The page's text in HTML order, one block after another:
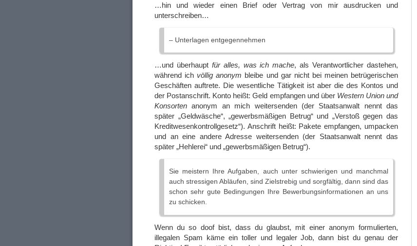
…hin und wieder einen Brief oder Vertrag von mir ausdrucken und
unterschreiben…
– Unterlagen entgegennehmen
…und überhaupt für alles, was ich mache, als Verantwortlicher dastehen,
während ich völlig anonym bleibe und gar nicht bei meinen betrügerischen
Geschäften auftrete. Die wesentliche Tätigkeit ist aber die des Kontos und
der Postanschrift. Konto heißt: Geld empfangen und über Western Union und
Konsorten anonym an mich weitersenden (der Staatsanwalt nennt das
später „Geldwäsche“, „gewerbsmäßigen Betrug“ und „Verstoß gegen das
Kreditwesenkontrollgesetz“). Anschrift heißt: Pakete empfangen, umpacken
und an eine andere Adresse weitersenden (der Staatsanwalt nennt das
später „Hehlerei“ und „gewerbsmäßigen Betrug“).
Sie meistern Ihre Aufgaben, auch unter schwierigen und manchmal
auch stressigen Abläufen, sind Zielstrebig und sorgfältig, dann sind das
schon sehr gute Bedingungen Ihre Bewerbungsinformationen an uns
zu schicken.
Wenn du so doof bist, dass du glaubst, mit einer anonym formulierten,
illegalen Spam käme ein toller und legaler Job, dann bist du genau der